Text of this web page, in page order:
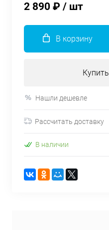
2 890 ₽ / шт
В корзину
Нашли дешевле
Рассчитать доставку
В наличии